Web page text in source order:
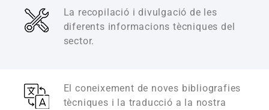
La recopilació i divulgació de les
diferents informacions tècniques del
sector.
El coneixement de noves bibliografies
tècniques i la traducció a la nostra